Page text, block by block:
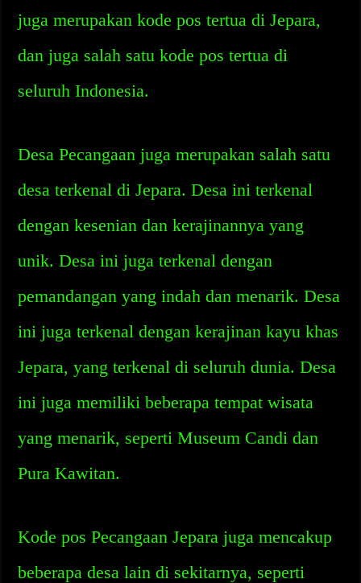
juga merupakan kode pos tertua di Jepara,
dan juga salah satu kode pos tertua di
seluruh Indonesia.
Desa Pecangaan juga merupakan salah satu
desa terkenal di Jepara. Desa ini terkenal
dengan kesenian dan kerajinannya yang
unik. Desa ini juga terkenal dengan
pemandangan yang indah dan menarik. Desa
ini juga terkenal dengan kerajinan kayu khas
Jepara, yang terkenal di seluruh dunia. Desa
ini juga memiliki beberapa tempat wisata
yang menarik, seperti Museum Candi dan
Pura Kawitan.
Kode pos Pecangaan Jepara juga mencakup
beberapa desa lain di sekitarnya, seperti